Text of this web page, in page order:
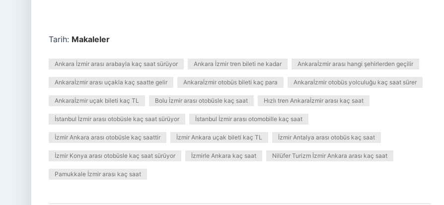
Tarih: Makaleler
Ankara İzmir arası arabayla kaç saat sürüyor Ankara İzmir tren bileti ne kadar Ankaraİzmir arası hangi şehirlerden geçilir
Ankaraİzmir arası uçakla kaç saatte gelir Ankaraİzmir otobüs bileti kaç para Ankaraİzmir otobüs yolculuğu kaç saat sürer
Ankaraİzmir uçak bileti kaç TL Bolu İzmir arası otobüsle kaç saat Hızlı tren Ankaraİzmir arası kaç saat
İstanbul İzmir arası otobüsle kaç saat sürüyor İstanbul İzmir arası otomobille kaç saat
İzmir Ankara arası otobüsle kaç saattir İzmir Ankara uçak bileti kaç TL İzmir Antalya arası otobüs kaç saat
İzmir Konya arası otobüsle kaç saat sürüyor İzmirle Ankara kaç saat Nilüfer Turizm İzmir Ankara arası kaç saat
Pamukkale İzmir arası kaç saat